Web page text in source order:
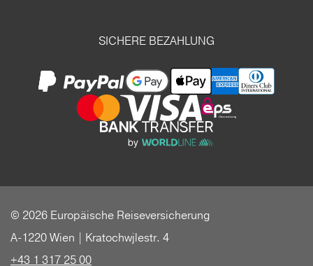
SICHERE BEZAHLUNG
© 2026 Europäische Reiseversicherung
A-1220 Wien | Kratochwjlestr. 4
+43 1 317 25 00